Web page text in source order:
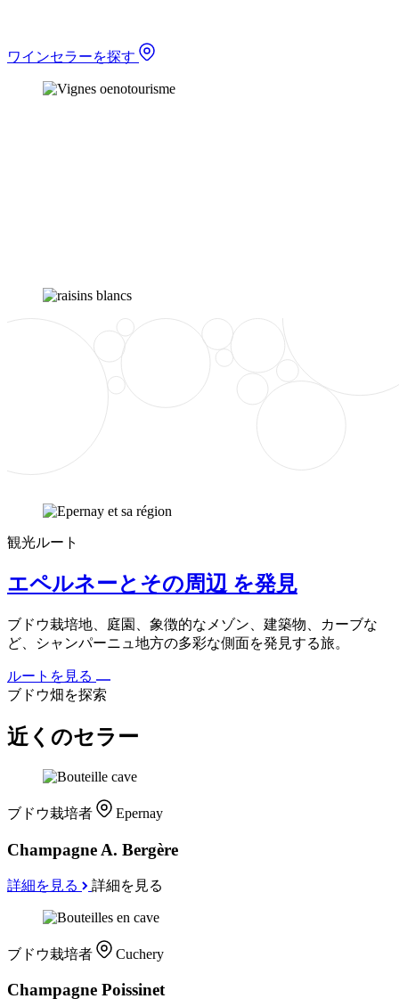
ワインセラーを探す
観光ルート
エペルネーとその周辺 を発見
ブドウ栽培地、庭園、象徴的なメゾン、建築物、カーブな
ど、シャンパーニュ地方の多彩な側面を発見する旅。
ルートを見る
ブドウ畑を探索
近くのセラー
ブドウ栽培者 Epernay
Champagne A. Bergère
詳細を見る 詳細を見る
ブドウ栽培者 Cuchery
Champagne Poissinet